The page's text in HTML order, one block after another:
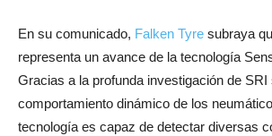
En su comunicado, Falken Tyre subraya
representa un avance de la tecnología
Gracias a la profunda investigación de SRI
comportamiento dinámico de los
tecnología es capaz de detectar diversas